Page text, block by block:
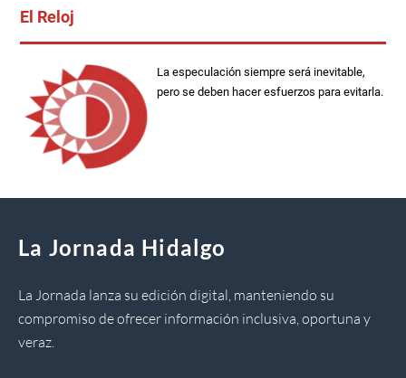
El Reloj
La especulación siempre será inevitable,
pero se deben hacer esfuerzos para evitarla.
La Jornada Hidalgo
La Jornada lanza su edición digital, manteniendo su
compromiso de ofrecer información inclusiva, oportuna y
veraz.